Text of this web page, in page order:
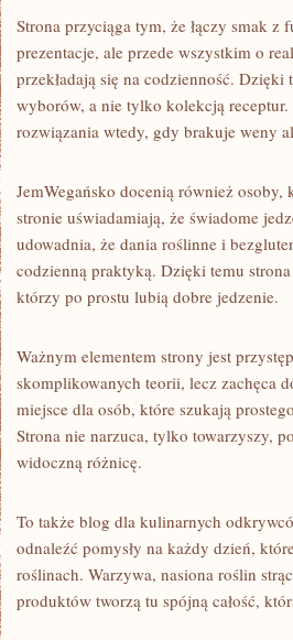
Strona przyciąga tym, że łączy smak
prezentacje, ale przede wszystkim o
przekładają się na codzienność.
wyborów, a nie tylko kolekcją
rozwiązania wtedy, gdy brakuje weny
JemWegańsko docenią również
stronie uświadamiają, że świadome
udowadnia, że dania roślinne i
codzienną praktyką. Dzięki temu
którzy po prostu lubią dobre jedzenie.
Ważnym elementem strony jest
skomplikowanych teorii, lecz zachęca
miejsce dla osób, które szukają
Strona nie narzuca, tylko towarzyszy,
widoczną różnicę.
To także blog dla kulinarnych
odnaleźć pomysły na każdy dzień,
roślinach. Warzywa, nasiona roślin
produktów tworzą tu spójną całość,